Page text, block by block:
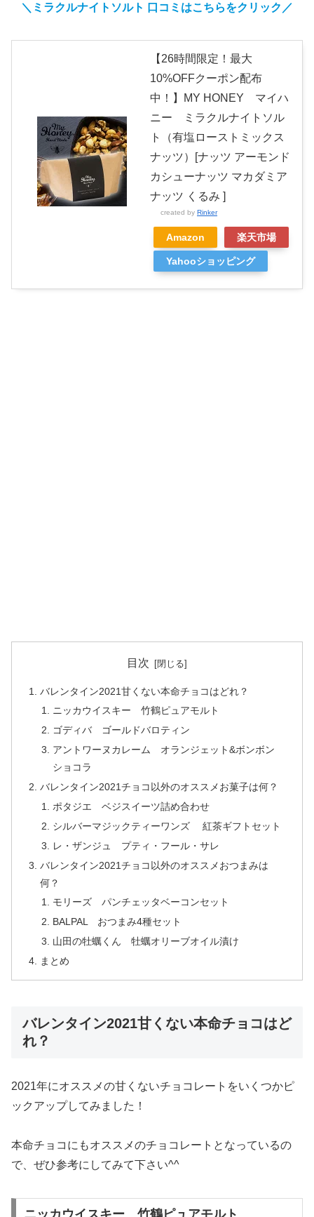
＼ミラクルナイトソルト 口コミはこちらをクリック／
【26時間限定！最大
10%OFFクーポン配布
中！】MY HONEY マイハ
ニー ミラクルナイトソル
ト（有塩ローストミックス
ナッツ）[ナッツ アーモンド
カシューナッツ マカダミア
ナッツ くるみ ]
created by Rinker
Amazon 楽天市場
Yahooショッピング
目次
バレンタイン2021甘くない本命チョコはどれ？
ニッカウイスキー 竹鶴ピュアモルト
ゴディバ ゴールドバロティン
アントワーヌカレーム オランジェット&ボンボン
ショコラ
バレンタイン2021チョコ以外のオススメお菓子は何？
ポタジエ ベジスイーツ詰め合わせ
シルバーマジックティーワンズ 紅茶ギフトセット
レ・ザンジュ プティ・フール・サレ
バレンタイン2021チョコ以外のオススメおつまみは
何？
モリーズ パンチェッタベーコンセット
BALPAL おつまみ4種セット
山田の牡蠣くん 牡蠣オリーブオイル漬け
まとめ
バレンタイン2021甘くない本命チョコはど
れ？
2021年にオススメの甘くないチョコレートをいくつかピ
ックアップしてみました！
本命チョコにもオススメのチョコレートとなっているの
で、ぜひ参考にしてみて下さい^^